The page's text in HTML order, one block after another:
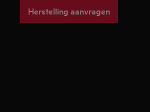
Herstelling aanvragen